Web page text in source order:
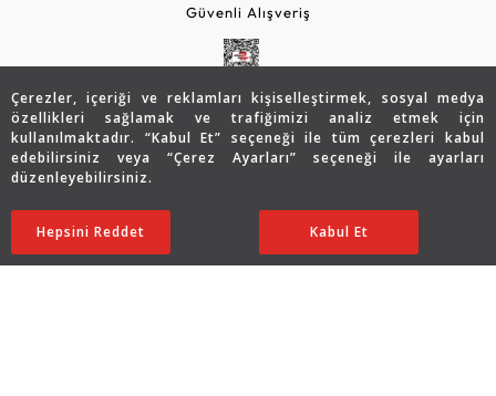
Çerezler, içeriği ve reklamları kişiselleştirmek, sosyal medya
özellikleri sağlamak ve trafiğimizi analiz etmek için
kullanılmaktadır. “Kabul Et” seçeneği ile tüm çerezleri kabul
edebilirsiniz veya “Çerez Ayarları” seçeneği ile ayarları
düzenleyebilirsiniz.
Ayarları Düzenle
Hepsini Reddet Kabul Et
Güvenli Alışveriş
Copyright © 2026 Assos Pırlanta - Bu sitenin tüm hakları